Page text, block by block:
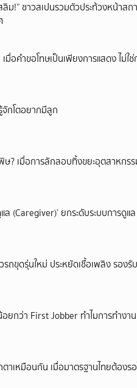
ลิม!” ชาวสเปนรวมตัวประท้วงหน้าส
อคำขอโทษเป็นเพียงการแสดง ไม่ใ
จักโตอยากมีลูก
พิษ? เมื่อการลักลอบทิ้งขยะอุตสาหกร
(Caregiver)’ ยกระดับระบบการดูแล
รถขุดรุ่นใหม่ ประหยัดเชื้อเพลิง รอง
ยกว่า First Jobber ทำไมการทำงา
ตาเหมือนกัน เมื่อมาตรฐานไทยต้อง